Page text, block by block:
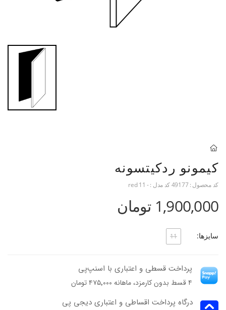
کیمونو ردکیتسونه
کد محصول :49177کد مدل :- red 11
1,900,000 تومان
سایزها: 11
پرداخت قسطی و اعتباری با اسنپ‌پی
۴ قسط بدون کارمزد، ماهانه ۴۷۵٬۰۰۰ تومان
درگاه پرداخت اقساطی و اعتباری دیجی پی